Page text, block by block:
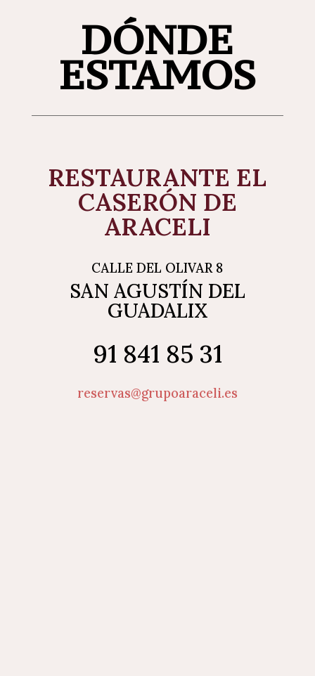
DÓNDE
ESTAMOS
RESTAURANTE EL
CASERÓN DE
ARACELI
CALLE DEL OLIVAR 8
SAN AGUSTÍN DEL
GUADALIX
91 841 85 31
reservas@grupoaraceli.es